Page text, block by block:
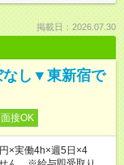
掲載日：2026.07.30
なし▼東新宿で
接OK
×実働4h×週5日×4